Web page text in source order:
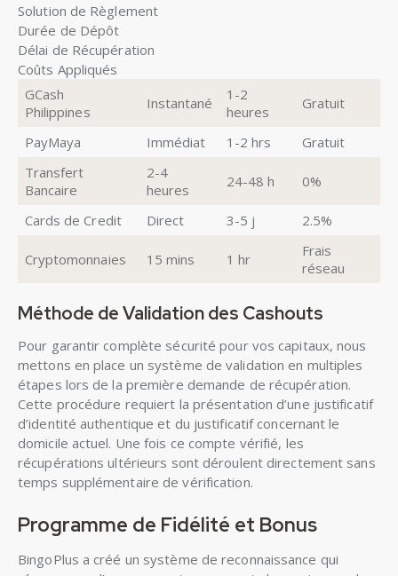
Solution de Règlement
Durée de Dépôt
Délai de Récupération
Coûts Appliqués
GCash
Philippines
Instantané
1-2
heures
Gratuit
PayMaya Immédiat 1-2 hrs
Gratuit
Transfert
Bancaire
2-4
heures
24-48 h 0%
Cards de Credit Direct 3-5 j 2.5%
Cryptomonnaies 15 mins 1 hr
Frais
réseau
Méthode de Validation des Cashouts
Pour garantir complète sécurité pour vos capitaux, nous
mettons en place un système de validation en multiples
étapes lors de la première demande de récupération.
Cette procédure requiert la présentation d’une justificatif
d’identité authentique et du justificatif concernant le
domicile actuel. Une fois ce compte vérifié, les
récupérations ultérieurs sont déroulent directement sans
temps supplémentaire de vérification.
Programme de Fidélité et Bonus
BingoPlus a créé un système de reconnaissance qui